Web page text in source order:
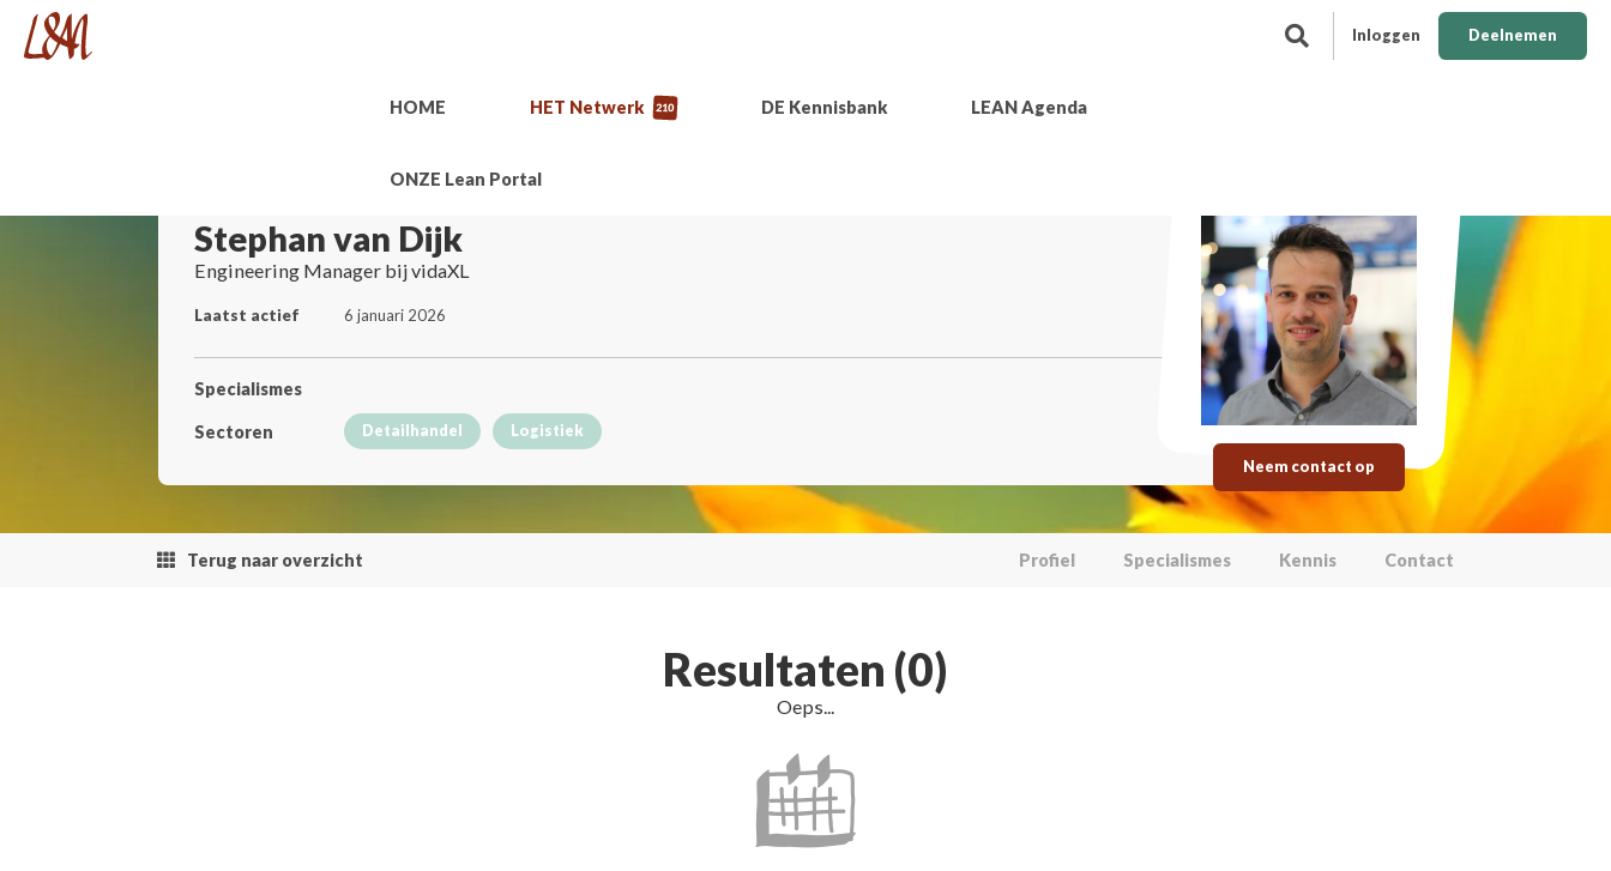
Inloggen Deelnemen
HOME HET Netwerk 210 DE Kennisbank LEAN Agenda
ONZE Lean Portal
Neem contact op
Stephan van Dijk
Engineering Manager bij vidaXL
Laatst actief 6 januari 2026
Specialismes
Sectoren Detailhandel Logistiek
Terug naar overzicht Profiel Specialismes Kennis Contact
Resultaten (0)
Oeps...